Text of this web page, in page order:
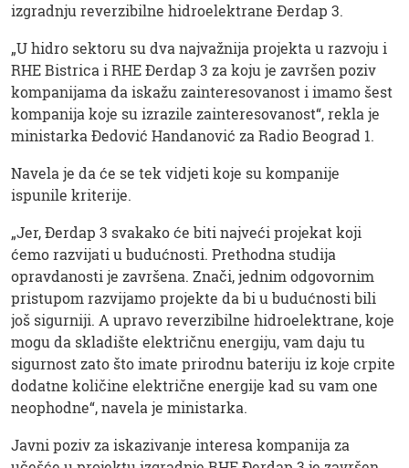
izgradnju reverzibilne hidroelektrane Đerdap 3.
„U hidro sektoru su dva najvažnija projekta u razvoju i
RHE Bistrica i RHE Đerdap 3 za koju je završen poziv
kompanijama da iskažu zainteresovanost i imamo šest
kompanija koje su izrazile zainteresovanost“, rekla je
ministarka Đedović Handanović za Radio Beograd 1.
Navela je da će se tek vidjeti koje su kompanije
ispunile kriterije.
„Jer, Đerdap 3 svakako će biti najveći projekat koji
ćemo razvijati u budućnosti. Prethodna studija
opravdanosti je završena. Znači, jednim odgovornim
pristupom razvijamo projekte da bi u budućnosti bili
još sigurniji. A upravo reverzibilne hidroelektrane, koje
mogu da skladište električnu energiju, vam daju tu
sigurnost zato što imate prirodnu bateriju iz koje crpite
dodatne količine električne energije kad su vam one
neophodne“, navela je ministarka.
Javni poziv za iskazivanje interesa kompanija za